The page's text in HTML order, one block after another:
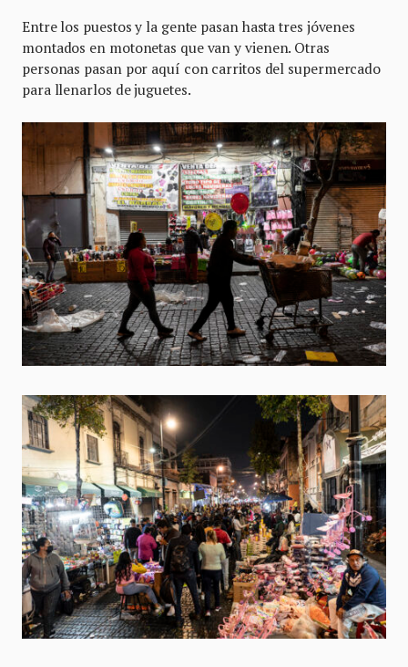
Entre los puestos y la gente pasan hasta tres jóvenes
montados en motonetas que van y vienen. Otras
personas pasan por aquí con carritos del supermercado
para llenarlos de juguetes.